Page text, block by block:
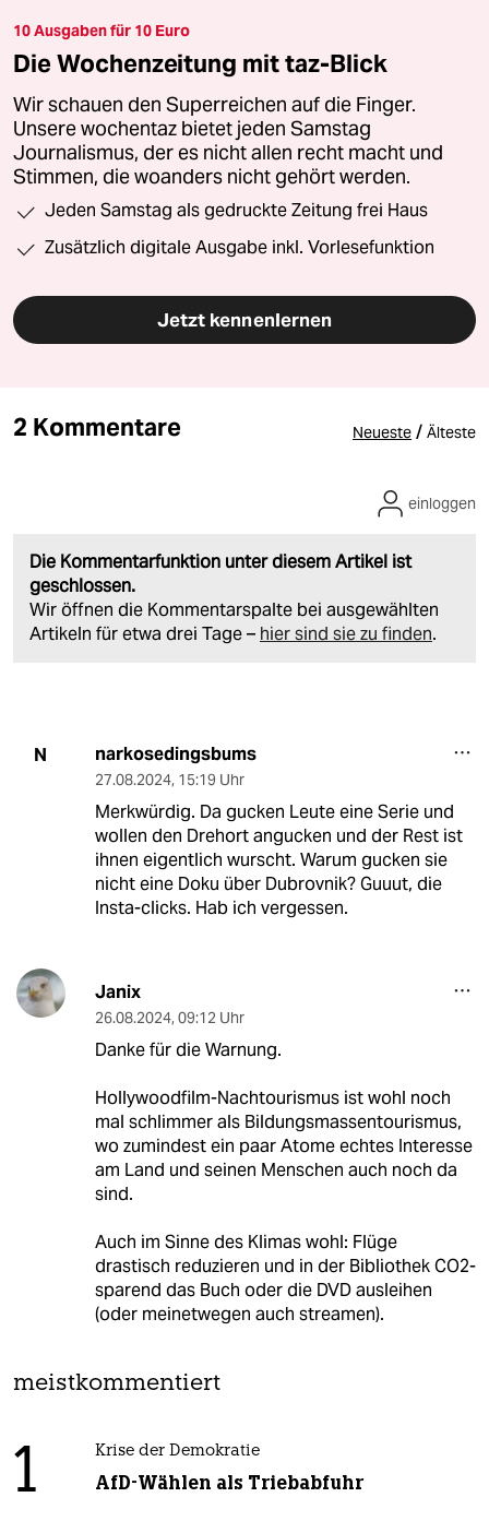
10 Ausgaben für 10 Euro
Die Wochenzeitung mit taz-Blick
Wir schauen den Superreichen auf die Finger.
Unsere wochentaz bietet jeden Samstag
Journalismus, der es nicht allen recht macht und
Stimmen, die woanders nicht gehört werden.
Jeden Samstag als gedruckte Zeitung frei Haus
Zusätzlich digitale Ausgabe inkl. Vorlesefunktion
Jetzt kennenlernen
2 Kommentare Neueste / Älteste
Die Kommentarfunktion unter diesem Artikel ist
geschlossen.
Wir öffnen die Kommentarspalte bei ausgewählten
Artikeln für etwa drei Tage – hier sind sie zu finden.
einloggen
N narkosedingsbums
27.08.2024, 15:19 Uhr
Merkwürdig. Da gucken Leute eine Serie und
wollen den Drehort angucken und der Rest ist
ihnen eigentlich wurscht. Warum gucken sie
nicht eine Doku über Dubrovnik? Guuut, die
Insta-clicks. Hab ich vergessen.
Janix
26.08.2024, 09:12 Uhr
Danke für die Warnung.
Hollywoodfilm-Nachtourismus ist wohl noch
mal schlimmer als Bildungsmassentourismus,
wo zumindest ein paar Atome echtes Interesse
am Land und seinen Menschen auch noch da
sind.
Auch im Sinne des Klimas wohl: Flüge
drastisch reduzieren und in der Bibliothek CO2-
sparend das Buch oder die DVD ausleihen
(oder meinetwegen auch streamen).
meistkommentiert
1 Krise der Demokratie
AfD-Wählen als Triebabfuhr